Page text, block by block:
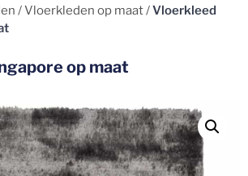
/Vloerkleden op maat/Vloerkleed
op maat